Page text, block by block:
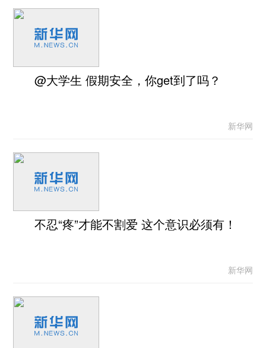
@大学生 假期安全，你get到了吗？
新华网
不忍“疼”才能不割爱 这个意识必须有！
新华网